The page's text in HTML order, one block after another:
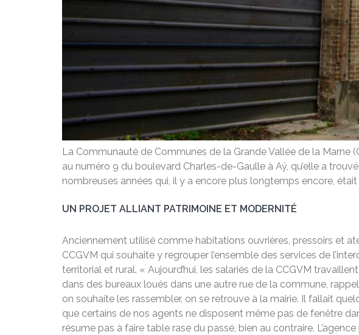
La Communauté de Communes de la Grande Vallée de la Marne
au numéro 9 du boulevard Charles-de-Gaulle à Aÿ, qu’elle a
nombreuses années qui, il y a encore plus longtemps encore,
UN PROJET ALLIANT PATRIMOINE ET MODERNITÉ
Anciennement utilisé comme habitations ouvrières, pressoirs et
CCGVM qui souhaite y regrouper l’ensemble des services de
territorial et rural. « Aujourd’hui, les salariés de la CCGVM
dans des bureaux loués dans une autre rue de la commune,
on souhaite les rassembler, on se retrouve à la mairie. Il fallait
que certains de nos agents ne disposent même pas de fenêtre
résume pas à faire table rase du passé, bien au contraire.